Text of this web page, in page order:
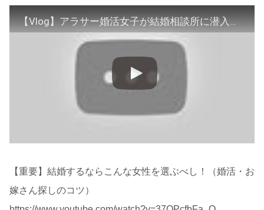
【Vlog】アラサー婚活女子が結婚相談所に潜入してきた！｜vol.059
【重要】結婚するならこんな女性を選ぶべし！（婚活・お
嫁さん探しのコツ）